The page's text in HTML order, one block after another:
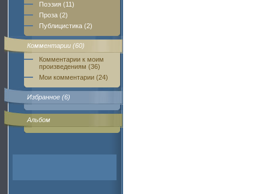
Поэзия (11)
Проза (2)
Публицистика (2)
Комментарии (60)
Комментарии к моим
произведениям (36)
Мои комментарии (24)
Избранное (6)
Альбом